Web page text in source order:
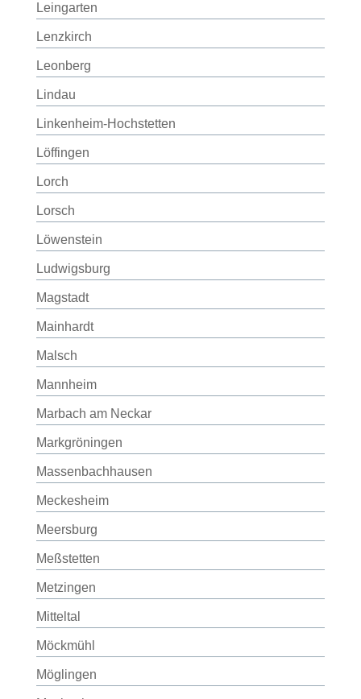
Leingarten
Lenzkirch
Leonberg
Lindau
Linkenheim-Hochstetten
Löffingen
Lorch
Lorsch
Löwenstein
Ludwigsburg
Magstadt
Mainhardt
Malsch
Mannheim
Marbach am Neckar
Markgröningen
Massenbachhausen
Meckesheim
Meersburg
Meßstetten
Metzingen
Mitteltal
Möckmühl
Möglingen